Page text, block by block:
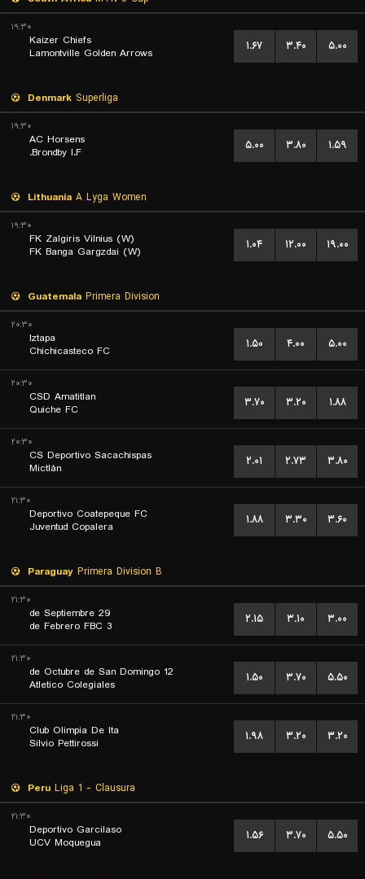
۱۹:۳۰
Kaizer Chiefs
Lamontville Golden Arrows
۱.۶۷ ۳.۴۰ ۵.۰۰
Denmark Superliga
۱۹:۳۰
AC Horsens
Brondby I.F.
۵.۰۰ ۳.۸۰ ۱.۵۹
Lithuania A Lyga Women
۱۹:۳۰
FK Zalgiris Vilnius (W)
FK Banga Gargzdai (W)
۱.۰۴ ۱۲.۰۰ ۱۹.۰۰
Guatemala Primera Division
۲۰:۳۰
Iztapa
Chichicasteco FC
۱.۵۰ ۴.۰۰ ۵.۰۰
۲۰:۳۰
CSD Amatitlan
Quiche FC
۳.۷۰ ۳.۲۰ ۱.۸۸
۲۰:۳۰
CS Deportivo Sacachispas
Mictlán
۲.۰۱ ۲.۷۳ ۳.۸۰
۲۱:۳۰
Deportivo Coatepeque FC
Juventud Copalera
۱.۸۸ ۳.۳۰ ۳.۶۰
Paraguay Primera Division B
۲۱:۳۰
29 de Septiembre
3 de Febrero FBC
۲.۱۵ ۳.۱۰ ۳.۰۰
۲۱:۳۰
12 de Octubre de San Domingo
Atletico Colegiales
۱.۵۰ ۳.۷۰ ۵.۵۰
۲۱:۳۰
Club Olimpia De Ita
Silvio Pettirossi
۱.۹۸ ۳.۲۰ ۳.۲۰
Peru Liga 1 - Clausura
۲۱:۳۰
Deportivo Garcilaso
UCV Moquegua
۱.۵۶ ۳.۷۰ ۵.۵۰